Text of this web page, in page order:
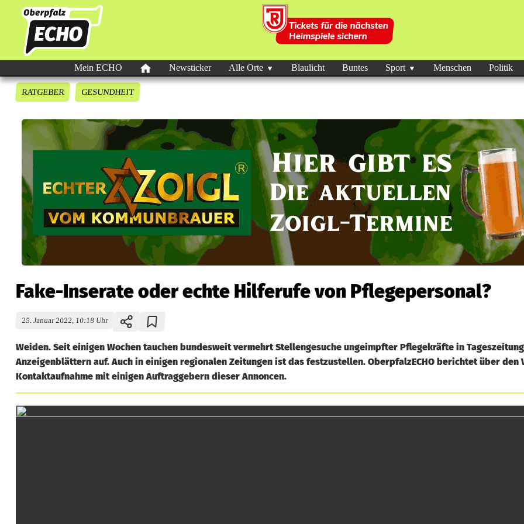
Mein ECHO Newsticker Alle Orte Blaulicht Buntes Sport Menschen Politik
RATGEBER GESUNDHEIT
Fake-Inserate oder echte Hilferufe von Pflegepersonal?
25. Januar 2022, 10:18 Uhr
Weiden. Seit einigen Wochen tauchen bundesweit vermehrt Stellengesuche ungeimpfter Pflegekräfte in
Anzeigenblättern auf. Auch in einigen regionalen Zeitungen ist das festzustellen. OberpfalzECHO berichtet über den
Kontaktaufnahme mit einigen Auftraggebern dieser Annoncen.
F